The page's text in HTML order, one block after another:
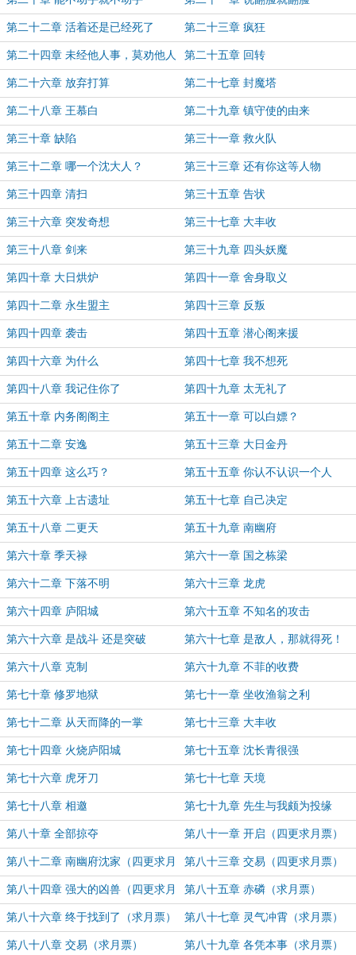
第二十二章 活着还是已经死了 第二十三章 疯狂
第二十四章 未经他人事，莫劝他人
善
第二十五章 回转
第二十六章 放弃打算 第二十七章 封魔塔
第二十八章 王慕白 第二十九章 镇守使的由来
第三十章 缺陷 第三十一章 救火队
第三十二章 哪一个沈大人？ 第三十三章 还有你这等人物
第三十四章 清扫 第三十五章 告状
第三十六章 突发奇想 第三十七章 大丰收
第三十八章 剑来 第三十九章 四头妖魔
第四十章 大日烘炉 第四十一章 舍身取义
第四十二章 永生盟主 第四十三章 反叛
第四十四章 袭击 第四十五章 潜心阁来援
第四十六章 为什么 第四十七章 我不想死
第四十八章 我记住你了 第四十九章 太无礼了
第五十章 内务阁阁主 第五十一章 可以白嫖？
第五十二章 安逸 第五十三章 大日金丹
第五十四章 这么巧？ 第五十五章 你认不认识一个人
第五十六章 上古遗址 第五十七章 自己决定
第五十八章 二更天 第五十九章 南幽府
第六十章 季天禄 第六十一章 国之栋梁
第六十二章 下落不明 第六十三章 龙虎
第六十四章 庐阳城 第六十五章 不知名的攻击
第六十六章 是战斗 还是突破 第六十七章 是敌人，那就得死！
第六十八章 克制 第六十九章 不菲的收费
第七十章 修罗地狱 第七十一章 坐收渔翁之利
第七十二章 从天而降的一掌 第七十三章 大丰收
第七十四章 火烧庐阳城 第七十五章 沈长青很强
第七十六章 虎牙刀 第七十七章 天境
第七十八章 相邀 第七十九章 先生与我颇为投缘
第八十章 全部掠夺 第八十一章 开启（四更求月票）
第八十二章 南幽府沈家（四更求月
票）
第八十三章 交易（四更求月票）
第八十四章 强大的凶兽（四更求月
票）
第八十五章 赤磷（求月票）
第八十六章 终于找到了（求月票） 第八十七章 灵气冲霄（求月票）
第八十八章 交易（求月票） 第八十九章 各凭本事（求月票）